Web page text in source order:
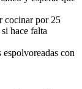
cocinar por 25
hace falta
con